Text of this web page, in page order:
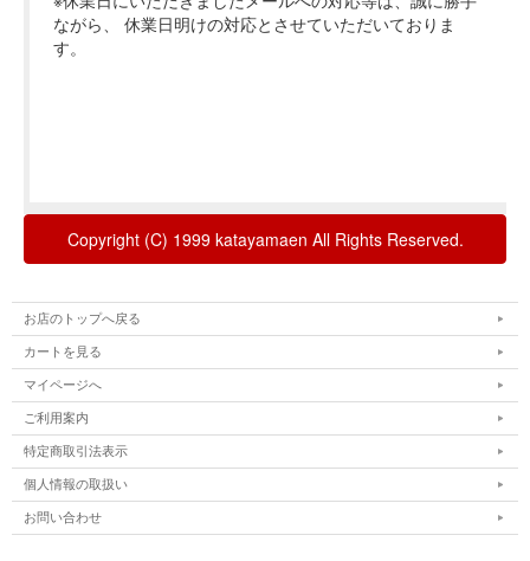
お店のトップへ戻る
カートを見る
マイページへ
ご利用案内
特定商取引法表示
個人情報の取扱い
お問い合わせ